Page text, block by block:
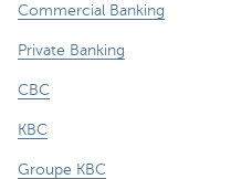
Commercial Banking
Private Banking
CBC
KBC
Groupe KBC